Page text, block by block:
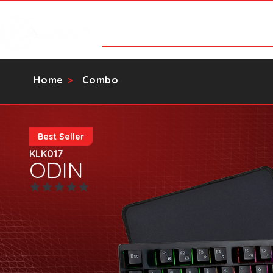
>
Home Combo
ODIN
Ainda sem avaliações
KLK017
Best Seller